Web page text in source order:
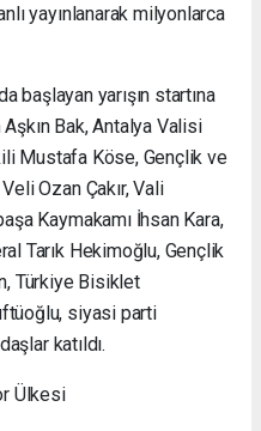
yayınlanarak milyonlarca
başlayan yarışın startına
Bak, Antalya Valisi
Mustafa Köse, Gençlik ve
Ozan Çakır, Vali
Kaymakamı İhsan Kara,
Tarık Hekimoğlu, Gençlik
Türkiye Bisiklet
siyasi parti
katıldı.
Ülkesi